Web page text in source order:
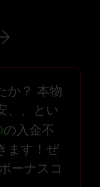
か？ 本物
、、とい
の入金不
ます！ぜ
ーナスコ